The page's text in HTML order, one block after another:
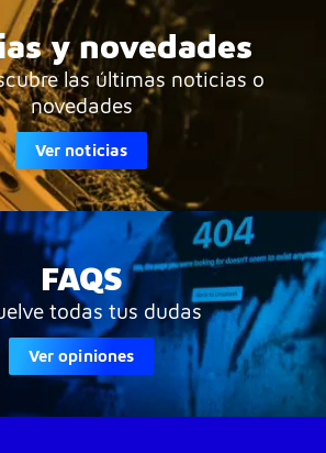
y novedades
las últimas noticias o
novedades
Ver noticias
FAQS
todas tus dudas
Ver opiniones